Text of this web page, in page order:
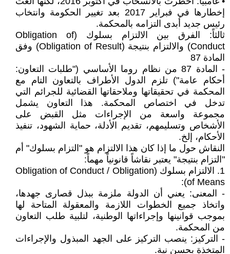
إخطارها في فبراير 2017 بعد تغيير الحكومة وانتخاب
رئيس جديد أبدى التزامه بالمحكمة.
ثالثاً: الفرق بين الالتزام بسلوك (Obligation of
Conduct) والالتزام بنتيجة (Obligation of Result) وفق
المادة 87
- المادة 87 من نظام روما الأساسي ("طلبات التعاون:
أحكام عامة") تلزم الدول الأطراف بالتعاون التام مع
المحكمة في تحقيقاتها وملاحقاتها القضائية للجرائم التي
تدخل في اختصاص المحكمة. هذا التعاون يشمل
مجموعة واسعة من الإجراءات مثل القبض على
الأشخاص وتسليمهم، تقديم الأدلة، حماية الشهود، تنفيذ
الأحكام، إلخ.
النقاش حول ما إذا كان هذا الالتزام هو "التزام بسلوك" أم
"التزام بنتيجة" يعتبر نقاشاً قانونياً مهماً:
1. الالتزام بسلوك (Obligation of Conduct / Obligation
of Means):
- المعنى: يعني أن الدولة ملزمة ببذل قصارى جهدها،
واتخاذ جميع الخطوات اللازمة والمعقولة المتاحة لها
بموجب قوانينها وإجراءاتها الوطنية، لتلبية طلب التعاون
من المحكمة.
- التركيز: ينصب التركيز على الجهد المبذول والإجراءات
المتخذة بحسن نية.